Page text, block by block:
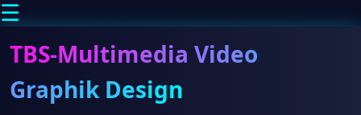
☰
TBS-Multimedia Video
Graphik Design